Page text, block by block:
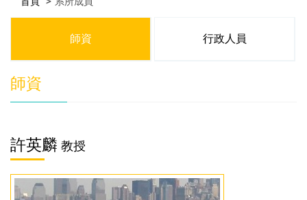
師資 行政人員
師資
許英麟 教授